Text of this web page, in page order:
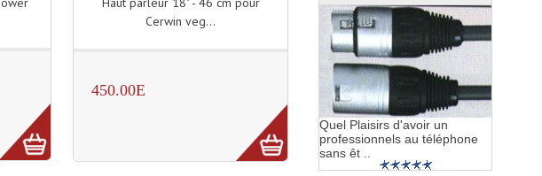
Cerwin veg...
450.00E
Quel Plaisirs d'avoir un
professionnels au téléphone
sans êt ..